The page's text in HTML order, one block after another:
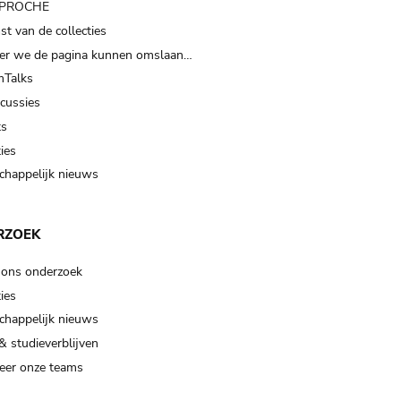
van de collecties
we de pagina kunnen omslaan…
nieuws
onderzoek
nieuws
studieverblijven
onze teams